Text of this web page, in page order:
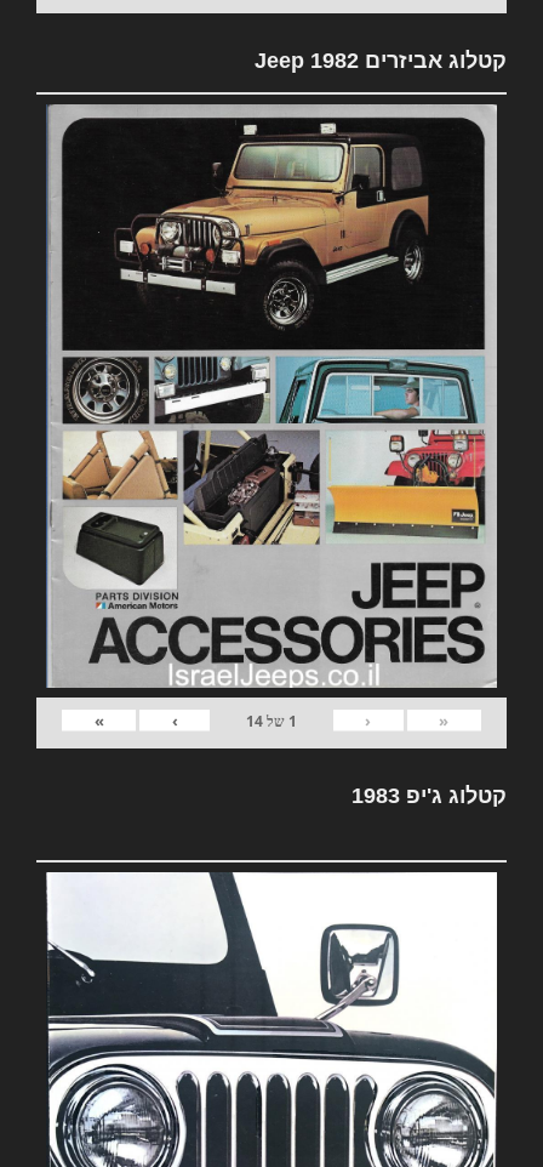
קטלוג אביזרים 1982 Jeep
«
‹
1 של14
›
»
קטלוג ג'יפ 1983